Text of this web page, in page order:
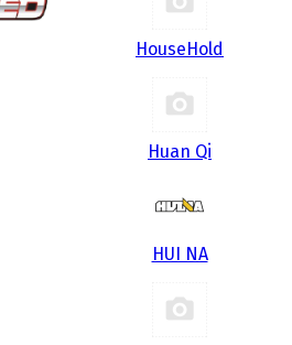
HouseHold
Huan Qi
HUI NA